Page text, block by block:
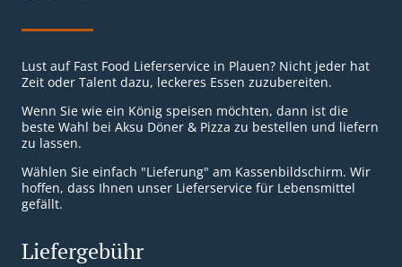
Lust auf Fast Food Lieferservice in Plauen? Nicht jeder hat
Zeit oder Talent dazu, leckeres Essen zuzubereiten.
Wenn Sie wie ein König speisen möchten, dann ist die
beste Wahl bei Aksu Döner & Pizza zu bestellen und liefern
zu lassen.
Wählen Sie einfach "Lieferung" am Kassenbildschirm. Wir
hoffen, dass Ihnen unser Lieferservice für Lebensmittel
gefällt.
Liefergebühr